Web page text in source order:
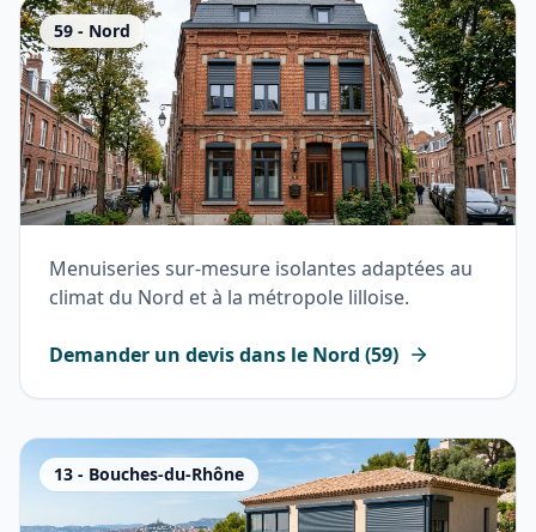
59 - Nord
Menuiseries sur-mesure isolantes adaptées au
climat du Nord et à la métropole lilloise.
Demander un devis dans le Nord (59)
13 - Bouches-du-Rhône